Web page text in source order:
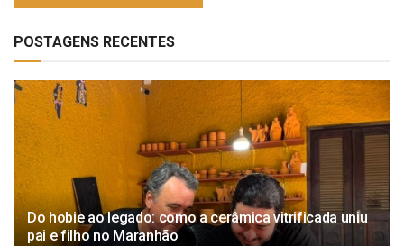
POSTAGENS RECENTES
Do hobie ao legado: como a cerâmica vitrificada uniu
pai e filho no Maranhão